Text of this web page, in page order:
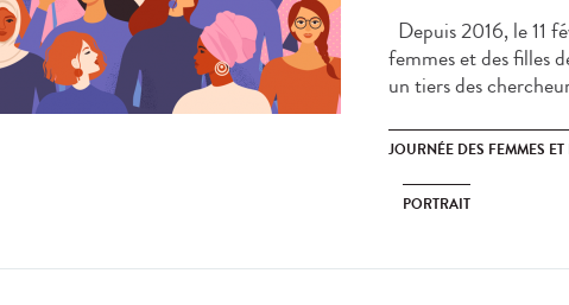
Depuis 2016, le 11
femmes et des filles
un tiers des
JOURNÉE DES FEMMES
PORTRAIT